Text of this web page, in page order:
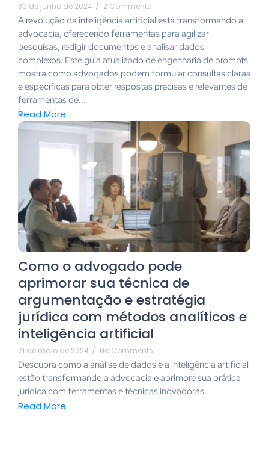
30 de junho de 2024 / 2 Comments
A revolução da inteligência artificial está transformando a
advocacia, oferecendo ferramentas para agilizar
pesquisas, redigir documentos e analisar dados
complexos. Este guia atualizado de engenharia de prompts
mostra como advogados podem formular consultas claras
e específicas para obter respostas precisas e relevantes de
ferramentas de...
Read More
Como o advogado pode
aprimorar sua técnica de
argumentação e estratégia
jurídica com métodos analíticos e
inteligência artificial
21 de maio de 2024 / No Comments
Descubra como a análise de dados e a inteligência artificial
estão transformando a advocacia e aprimore sua prática
jurídica com ferramentas e técnicas inovadoras.
Read More